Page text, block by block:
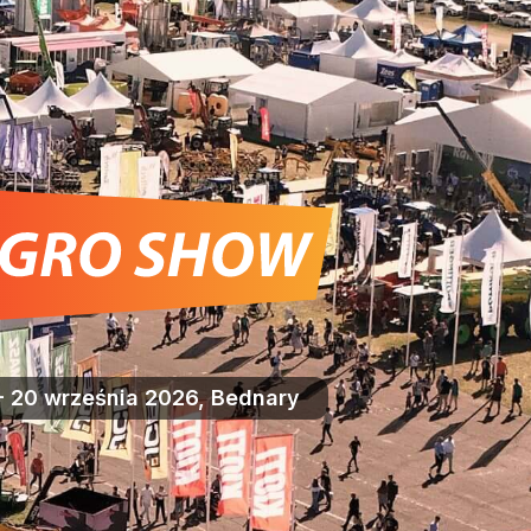
20 września 2026, Bednary